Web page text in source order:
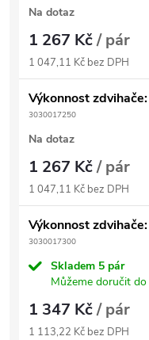
Na dotaz
1 267 Kč/ pár
1 047,11 Kč bez DPH
Výkonnost
3030017250
Na dotaz
1 267 Kč/ pár
1 047,11 Kč bez DPH
Výkonnost
3030017300
Skladem 5 pár
Můžeme doručit do
1 347 Kč/ pár
1 113,22 Kč bez DPH